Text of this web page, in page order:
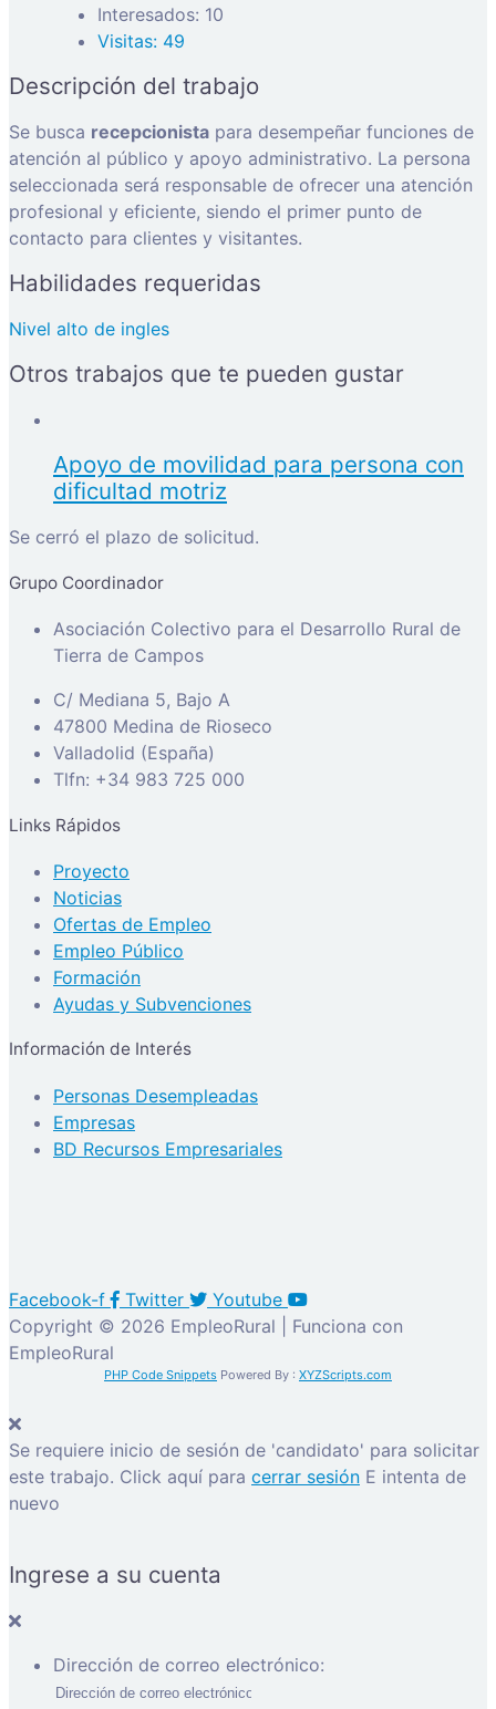
Interesados: 10
Visitas: 49
Descripción del trabajo
Se busca recepcionista para desempeñar funciones de
atención al público y apoyo administrativo. La persona
seleccionada será responsable de ofrecer una atención
profesional y eficiente, siendo el primer punto de
contacto para clientes y visitantes.
Habilidades requeridas
Nivel alto de ingles
Otros trabajos que te pueden gustar
Apoyo de movilidad para persona con
dificultad motriz
Se cerró el plazo de solicitud.
Grupo Coordinador
Asociación Colectivo para el Desarrollo Rural de
Tierra de Campos
C/ Mediana 5, Bajo A
47800 Medina de Rioseco
Valladolid (España)
Tlfn: +34 983 725 000
Links Rápidos
Proyecto
Noticias
Ofertas de Empleo
Empleo Público
Formación
Ayudas y Subvenciones
Información de Interés
Personas Desempleadas
Empresas
BD Recursos Empresariales
Facebook-f Twitter
Youtube
Copyright © 2026 EmpleoRural | Funciona con
EmpleoRural
PHP Code Snippets Powered By : XYZScripts.com
Se requiere inicio de sesión de 'candidato' para solicitar
este trabajo. Click aquí para cerrar sesión E intenta de
nuevo
Ingrese a su cuenta
Dirección de correo electrónico: